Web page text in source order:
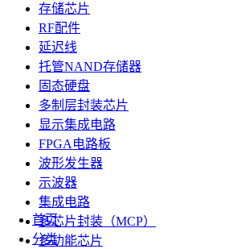
存储芯片
RF配件
延迟线
托管NAND存储器
固态硬盘
多制层封装芯片
显示集成电路
FPGA电路板
波形发生器
示波器
集成电路
多芯片封装（MCP）
多功能芯片
首页
分类